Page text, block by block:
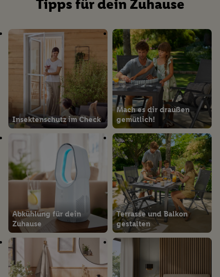
Tipps für dein Zuhause
Insektenschutz im Check
Mach es dir draußen
gemütlich!
Abkühlung für dein
Zuhause
Terrasse und Balkon
gestalten